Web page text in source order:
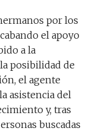
por los
el apoyo
a la
posibilidad de
el agente
asistencia del
y, tras
buscadas